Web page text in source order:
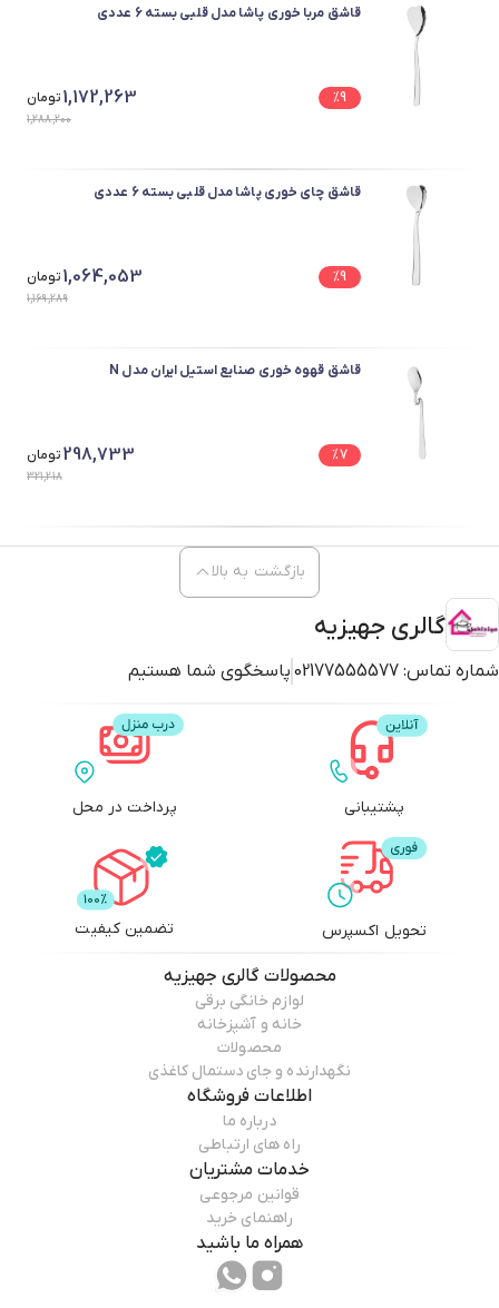
قاشق مربا خوری پاشا مدل قلبی بسته 6 عددی
%9
1,172,263تومان
1,288,200
قاشق چای خوری پاشا مدل قلبی بسته 6 عددی
%9
1,064,053تومان
1,169,289
قاشق قهوه خوری صنایع استیل ایران مدل N
%7
298,733تومان
321,218
گالری جهیزیه
شماره تماس: 02177555577 پاسخگوی شما هستیم
بازگشت به بالا
پشتیبانی پرداخت در محل
تحویل اکسپرس تضمین کیفیت
محصولاتگالری جهیزیه
لوازم خانگی برقی
خانه و آشپزخانه
محصولات
نگهدارنده و جای دستمال کاغذی
اطلاعات فروشگاه
درباره ما
راه های ارتباطی
خدمات مشتریان
قوانین مرجوعی
راهنمای خرید
همراه ما باشید